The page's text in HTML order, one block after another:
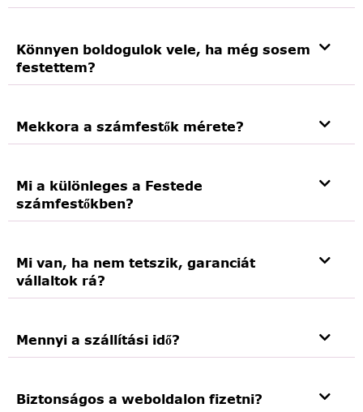
Könnyen boldogulok vele, ha még sosem
festettem?
Mekkora a számfestők mérete?
Mi a különleges a Festede
számfestőkben?
Mi van, ha nem tetszik, garanciát
vállaltok rá?
Mennyi a szállítási idő?
Biztonságos a weboldalon fizetni?